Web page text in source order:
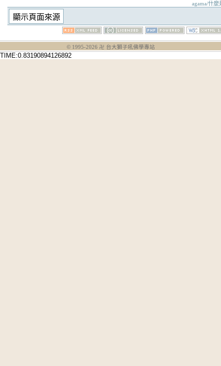
agama/什
© 1995-2026 卍 台大獅子吼佛學專站
TIME:0.83190894126892